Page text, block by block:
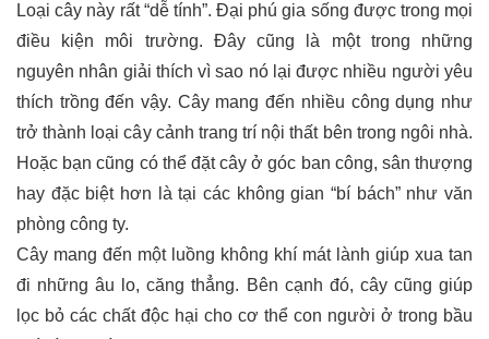
Loại cây này rất “dễ tính”. Đại phú gia sống được trong mọi
điều kiện môi trường. Đây cũng là một trong những
nguyên nhân giải thích vì sao nó lại được nhiều người yêu
thích trồng đến vậy. Cây mang đến nhiều công dụng như
trở thành loại cây cảnh trang trí nội thất bên trong ngôi nhà.
Hoặc bạn cũng có thể đặt cây ở góc ban công, sân thượng
hay đặc biệt hơn là tại các không gian “bí bách” như văn
phòng công ty.
Cây mang đến một luồng không khí mát lành giúp xua tan
đi những âu lo, căng thẳng. Bên cạnh đó, cây cũng giúp
lọc bỏ các chất độc hại cho cơ thể con người ở trong bầu